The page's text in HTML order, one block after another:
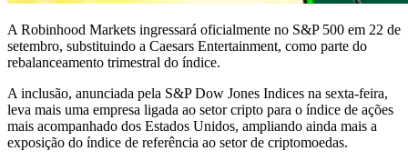
A Robinhood Markets ingressará oficialmente no S&P 500 em 22 de
setembro, substituindo a Caesars Entertainment, como parte do
rebalanceamento trimestral do índice.
A inclusão, anunciada pela S&P Dow Jones Indices na sexta-feira,
leva mais uma empresa ligada ao setor cripto para o índice de ações
mais acompanhado dos Estados Unidos, ampliando ainda mais a
exposição do índice de referência ao setor de criptomoedas.